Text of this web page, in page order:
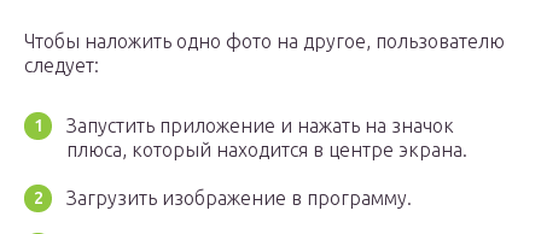
Чтобы наложить одно фото на другое, пользователю
следует:
Запустить приложение и нажать на значок
плюса, который находится в центре экрана.
Загрузить изображение в программу.